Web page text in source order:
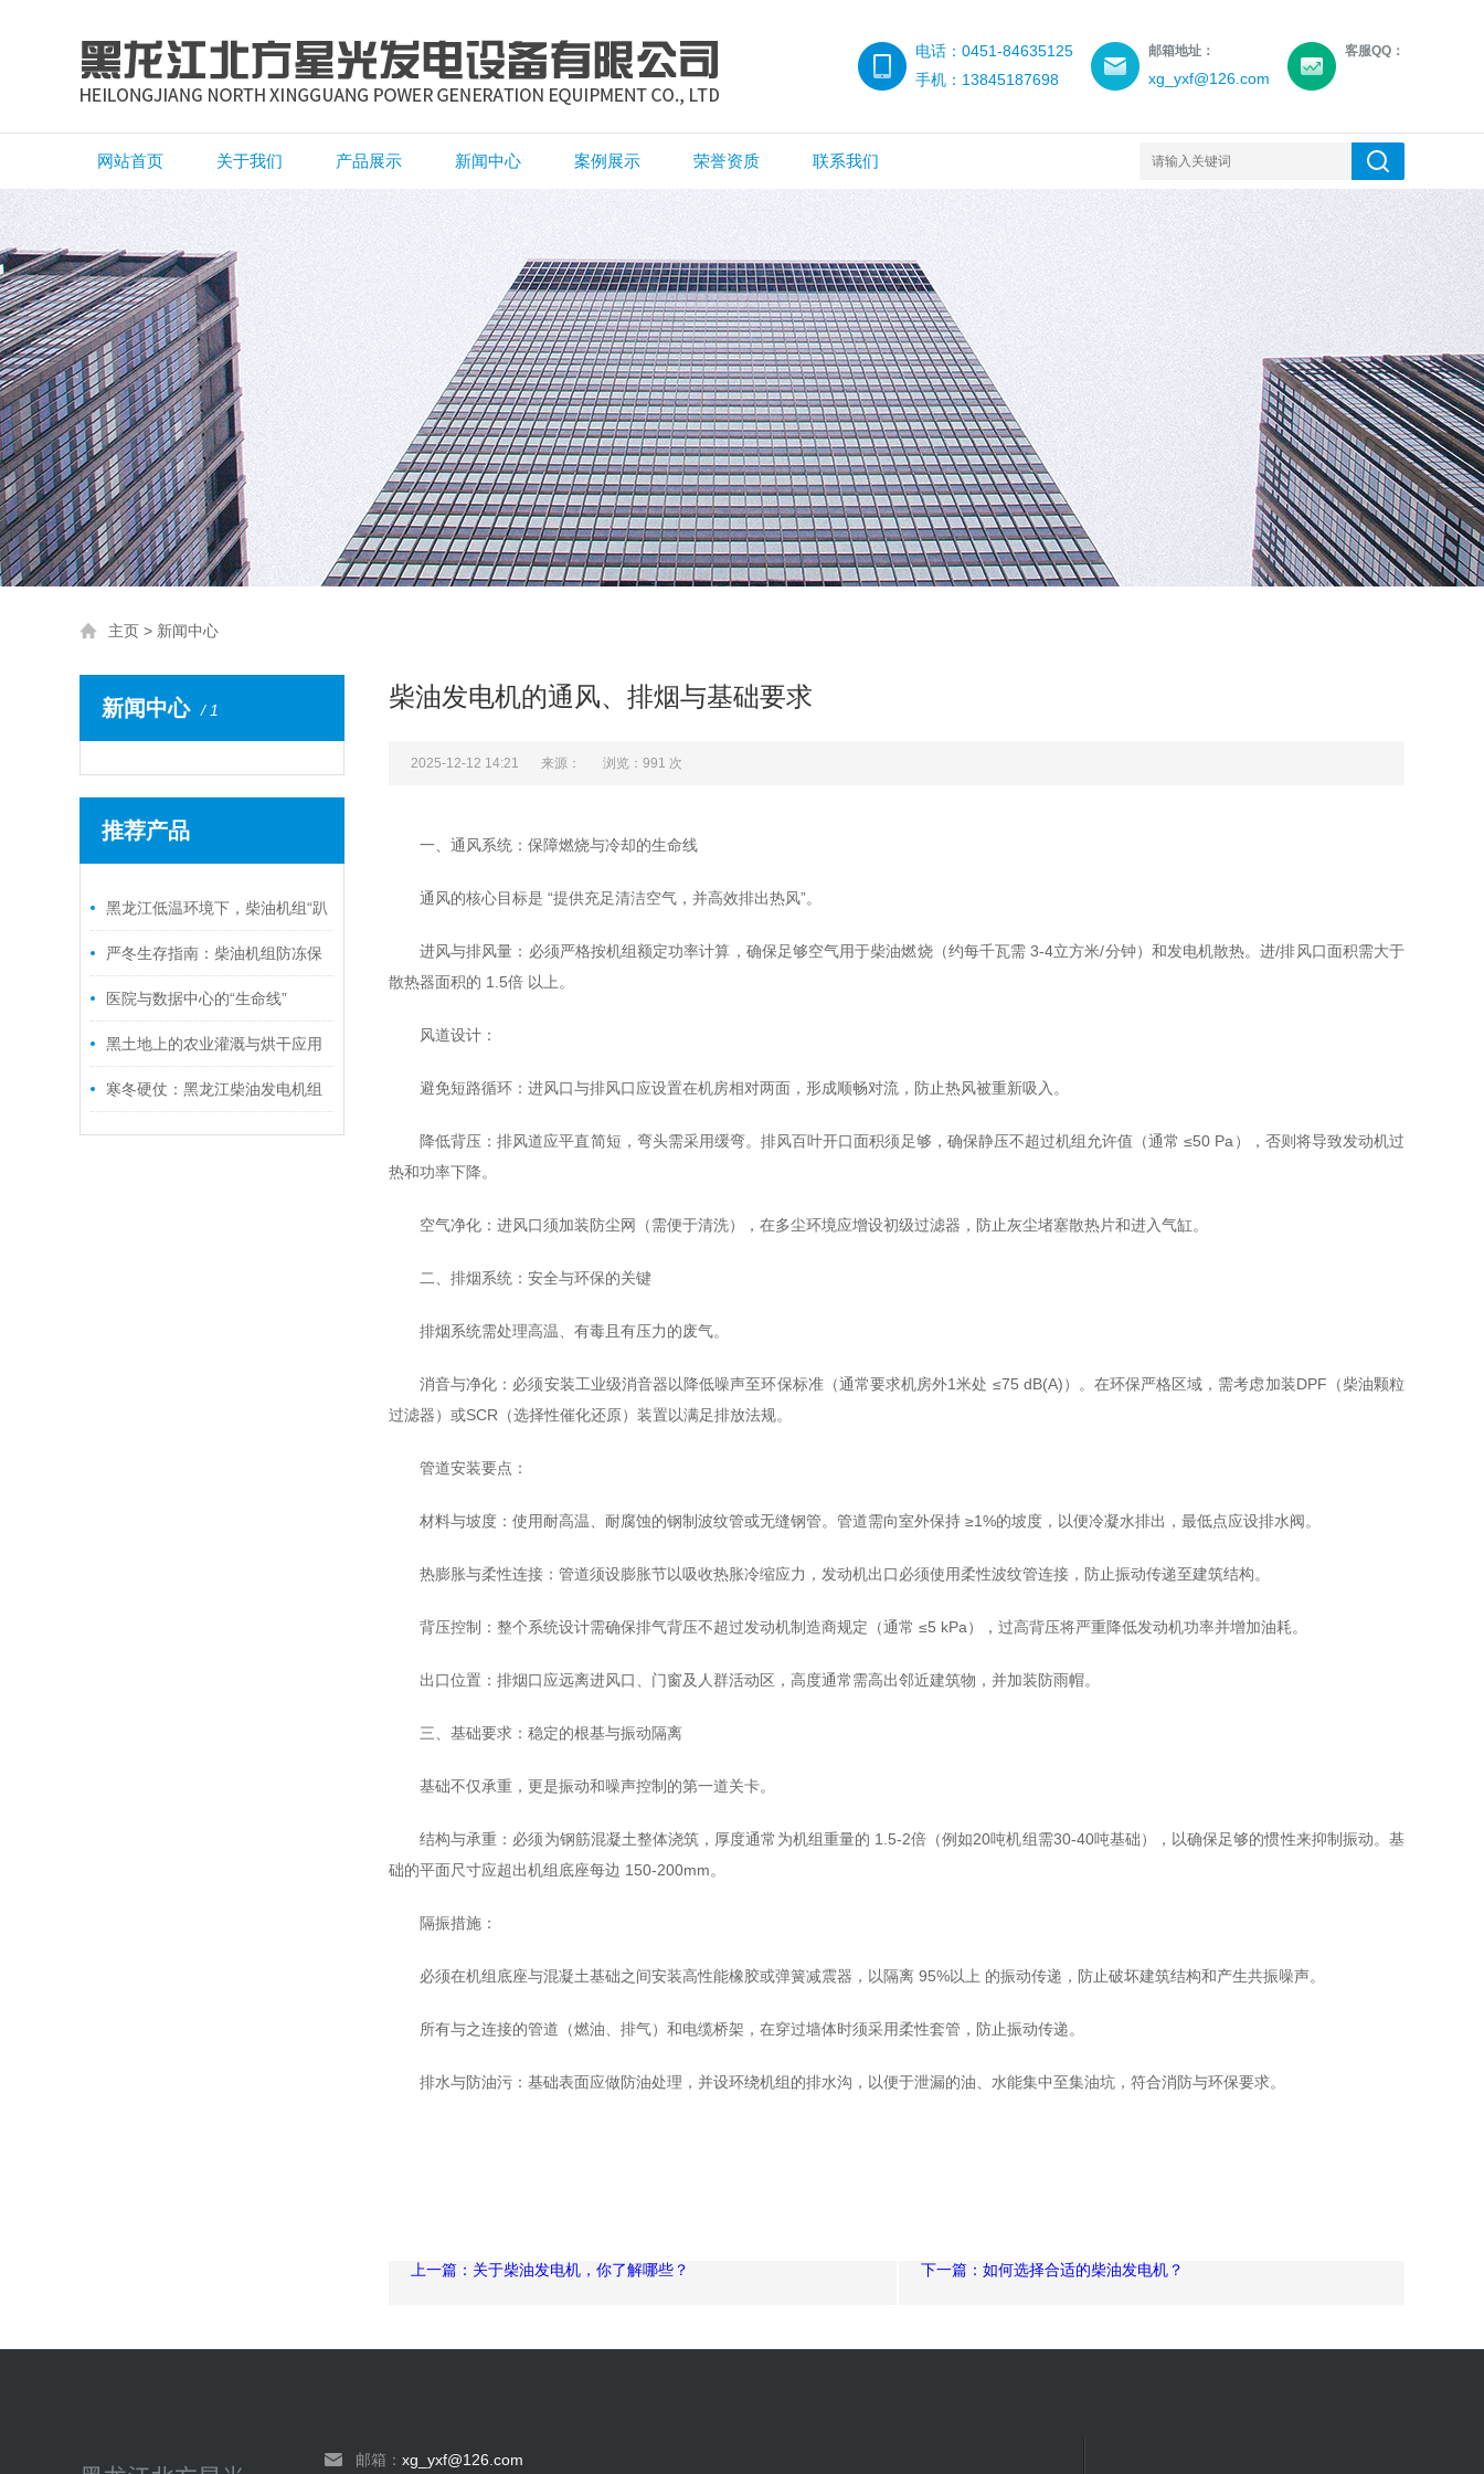
客服QQ：
邮箱地址：
xg_yxf@126.com
电话：0451-84635125
手机：13845187698
网站首页 关于我们 产品展示 新闻中心 案例展示 荣誉资质 联系我们
主页 > 新闻中心
新闻中心 / 1
推荐产品
黑龙江低温环境下，柴油机组“趴
窝”怎么办？
严冬生存指南：柴油机组防冻保
养实操
医院与数据中心的“生命线”
黑土地上的农业灌溉与烘干应用
寒冬硬仗：黑龙江柴油发电机组
如何选？
柴油发电机的通风、排烟与基础要求
2025-12-12 14:21 来源： 浏览： 991 次
一、通风系统：保障燃烧与冷却的生命线
通风的核心目标是 “提供充足清洁空气，并高效排出热风”。
进风与排风量：必须严格按机组额定功率计算，确保足够空气用于柴油燃烧（约每千瓦需 3-4立方米/分钟）和发电机散热。进/排风口面积需大于
散热器面积的 1.5倍 以上。
风道设计：
避免短路循环：进风口与排风口应设置在机房相对两面，形成顺畅对流，防止热风被重新吸入。
降低背压：排风道应平直简短，弯头需采用缓弯。排风百叶开口面积须足够，确保静压不超过机组允许值（通常 ≤50 Pa），否则将导致发动机过
热和功率下降。
空气净化：进风口须加装防尘网（需便于清洗），在多尘环境应增设初级过滤器，防止灰尘堵塞散热片和进入气缸。
二、排烟系统：安全与环保的关键
排烟系统需处理高温、有毒且有压力的废气。
消音与净化：必须安装工业级消音器以降低噪声至环保标准（通常要求机房外1米处 ≤75 dB(A)）。在环保严格区域，需考虑加装DPF（柴油颗粒
过滤器）或SCR（选择性催化还原）装置以满足排放法规。
管道安装要点：
材料与坡度：使用耐高温、耐腐蚀的钢制波纹管或无缝钢管。管道需向室外保持 ≥1%的坡度，以便冷凝水排出，最低点应设排水阀。
热膨胀与柔性连接：管道须设膨胀节以吸收热胀冷缩应力，发动机出口必须使用柔性波纹管连接，防止振动传递至建筑结构。
背压控制：整个系统设计需确保排气背压不超过发动机制造商规定（通常 ≤5 kPa），过高背压将严重降低发动机功率并增加油耗。
出口位置：排烟口应远离进风口、门窗及人群活动区，高度通常需高出邻近建筑物，并加装防雨帽。
三、基础要求：稳定的根基与振动隔离
基础不仅承重，更是振动和噪声控制的第一道关卡。
结构与承重：必须为钢筋混凝土整体浇筑，厚度通常为机组重量的 1.5-2倍（例如20吨机组需30-40吨基础），以确保足够的惯性来抑制振动。基
础的平面尺寸应超出机组底座每边 150-200mm。
隔振措施：
必须在机组底座与混凝土基础之间安装高性能橡胶或弹簧减震器，以隔离 95%以上 的振动传递，防止破坏建筑结构和产生共振噪声。
所有与之连接的管道（燃油、排气）和电缆桥架，在穿过墙体时须采用柔性套管，防止振动传递。
排水与防油污：基础表面应做防油处理，并设环绕机组的排水沟，以便于泄漏的油、水能集中至集油坑，符合消防与环保要求。
上一篇：关于柴油发电机，你了解哪些？ 下一篇：如何选择合适的柴油发电机？
邮箱： xg_yxf@126.com